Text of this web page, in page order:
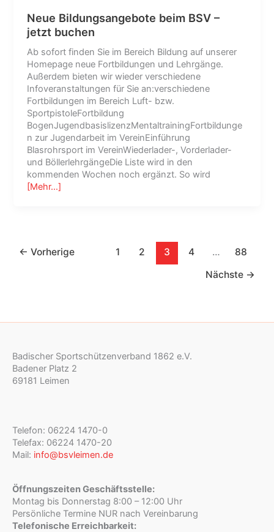
Neue Bildungsangebote beim BSV –
jetzt buchen
Ab sofort finden Sie im Bereich Bildung auf unserer
Homepage neue Fortbildungen und Lehrgänge.
Außerdem bieten wir wieder verschiedene
Infoveranstaltungen für Sie an:verschiedene
Fortbildungen im Bereich Luft- bzw.
SportpistoleFortbildung
BogenJugendbasislizenzMentaltrainingFortbildunge
n zur Jugendarbeit im VereinEinführung
Blasrohrsport im VereinWiederlader-, Vorderlader-
und BöllerlehrgängeDie Liste wird in den
kommenden Wochen noch ergänzt. So wird
[Mehr…]
← Vorherige 1 2 3 4 …
88
Nächste →
Badischer Sportschützenverband 1862 e.V.
Badener Platz 2
69181 Leimen
Telefon: 06224 1470-0
Telefax: 06224 1470-20
Mail: info@bsvleimen.de
Öffnungszeiten Geschäftsstelle:
Montag bis Donnerstag 8:00 – 12:00 Uhr
Persönliche Termine NUR nach Vereinbarung
Telefonische Erreichbarkeit: